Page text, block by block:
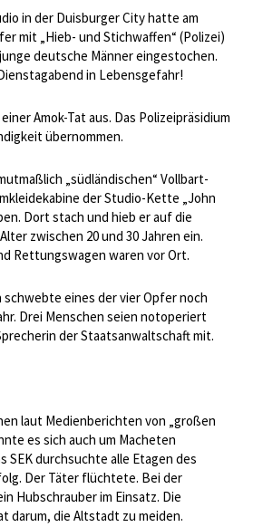
in der Duisburger City hatte am
mit „Hieb- und Stichwaffen“ (Polizei)
deutsche Männer eingestochen.
in Lebensgefahr!
Amok-Tat aus. Das Polizeipräsidium
übernommen.
„südländischen“ Vollbart-
der Studio-Kette „John
Dort stach und hieb er auf die
zwischen 20 und 30 Jahren ein.
Rettungswagen waren vor Ort.
eines der vier Opfer noch
Drei Menschen seien notoperiert
der Staatsanwaltschaft mit.
laut Medienberichten von „großen
es sich auch um Macheten
SEK durchsuchte alle Etagen des
Der Täter flüchtete. Bei der
Hubschrauber im Einsatz. Die
darum, die Altstadt zu meiden.